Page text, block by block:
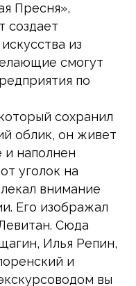
Пресня»,
создает
из
смогут
по
сохранил
облик, он живет
и наполнен
уголок на
внимание
Его изображал
Сюда
Илья Репин,
и
вы